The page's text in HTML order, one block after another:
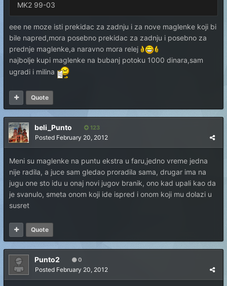
MK2 99-03
eee ne moze isti prekidac za zadnju i za nove maglenke koji bi
bile napred,mora posebno prekidac za zadnju i posebno za
prednje maglenke,a naravno mora relej
najbolje kupi maglenke na bubanj potoku 1000 dinara,sam
ugradi i milina
Quote
beli_Punto 123
Posted February 20, 2012
Meni su maglenke na puntu ekstra u faru,jedno vreme jedna
nije radila, a juce sam gledao proradila sama, drugar ima na
jugu one sto idu u onaj novi jugov branik, ono kad upali kao da
je svanulo, smeta onom koji ide ispred i onom koji mu dolazi u
susret
Quote
Punto2 0
Posted February 20, 2012